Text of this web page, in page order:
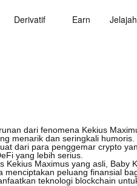
Derivatif Earn
dari fenomena Kekius
menarik dan seringkali
dari para penggemar crypto
yang lebih serius.
Maximus yang asli, Baby
peluang finansial
teknologi blockchain